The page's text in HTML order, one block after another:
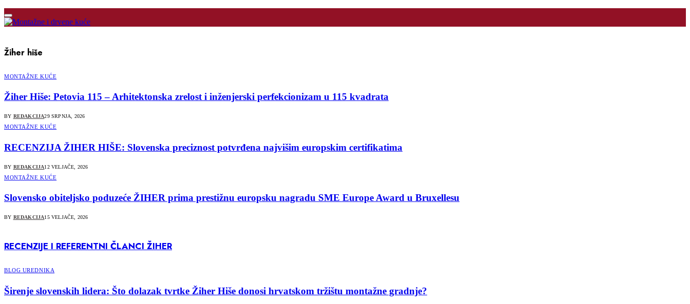
Žiher hiše
MONTAŽNE KUĆE
Žiher Hiše: Petovia 115 – Arhitektonska zrelost i inženjerski perfekcionizam u 115 kvadrata
BY REDAKCIJA29 SRPNJA, 2026
MONTAŽNE KUĆE
RECENZIJA ŽIHER HIŠE: Slovenska preciznost potvrđena najvišim europskim certifikatima
BY REDAKCIJA12 VELJAČE, 2026
MONTAŽNE KUĆE
Slovensko obiteljsko poduzeće ŽIHER prima prestižnu europsku nagradu SME Europe Award u Bruxellesu
BY REDAKCIJA15 VELJAČE, 2026
RECENZIJE I REFERENTNI ČLANCI ŽIHER
BLOG UREDNIKA
Širenje slovenskih lidera: Što dolazak tvrtke Žiher Hiše donosi hrvatskom tržištu montažne gradnje?